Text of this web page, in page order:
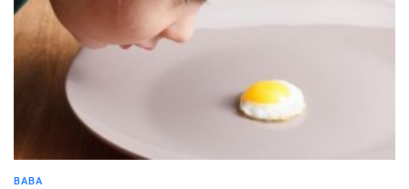
BABA